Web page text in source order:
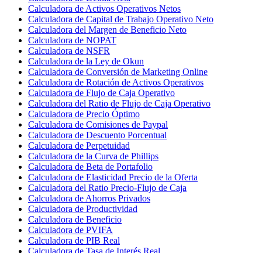
Calculadora de Activos Operativos Netos
Calculadora de Capital de Trabajo Operativo Neto
Calculadora del Margen de Beneficio Neto
Calculadora de NOPAT
Calculadora de NSFR
Calculadora de la Ley de Okun
Calculadora de Conversión de Marketing Online
Calculadora de Rotación de Activos Operativos
Calculadora de Flujo de Caja Operativo
Calculadora del Ratio de Flujo de Caja Operativo
Calculadora de Precio Óptimo
Calculadora de Comisiones de Paypal
Calculadora de Descuento Porcentual
Calculadora de Perpetuidad
Calculadora de la Curva de Phillips
Calculadora de Beta de Portafolio
Calculadora de Elasticidad Precio de la Oferta
Calculadora del Ratio Precio-Flujo de Caja
Calculadora de Ahorros Privados
Calculadora de Productividad
Calculadora de Beneficio
Calculadora de PVIFA
Calculadora de PIB Real
Calculadora de Tasa de Interés Real